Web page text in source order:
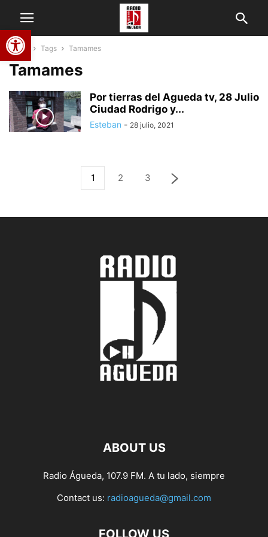
Abrir barra de herramientas
Home Tags Tamames
Tamames
Por tierras del Agueda tv, 28 Julio
Ciudad Rodrigo y...
Esteban - 28 julio, 2021
1 2 3
ABOUT US
Radio Águeda, 107.9 FM. A tu lado, siempre
Contact us: radioagueda@gmail.com
FOLLOW US